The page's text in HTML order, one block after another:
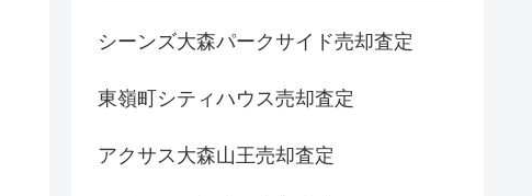
シーンズ大森パークサイド売却査定
東嶺町シティハウス売却査定
アクサス大森山王売却査定